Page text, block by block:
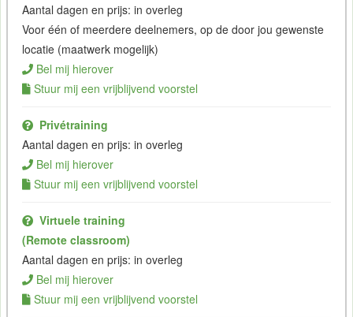
Aantal dagen en prijs: in overleg
Voor één of meerdere deelnemers, op de door jou gewenste
locatie (maatwerk mogelijk)
Bel mij hierover
Stuur mij een vrijblijvend voorstel
Privétraining
Aantal dagen en prijs: in overleg
Bel mij hierover
Stuur mij een vrijblijvend voorstel
Virtuele training
(Remote classroom)
Aantal dagen en prijs: in overleg
Bel mij hierover
Stuur mij een vrijblijvend voorstel